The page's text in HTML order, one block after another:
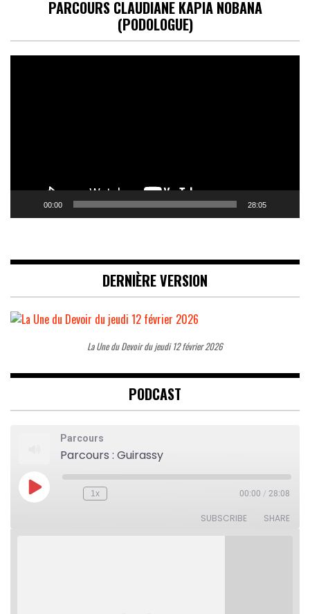
PARCOURS CLAUDIANE KAPIA NOBANA
(PODOLOGUE)
00:00 28:05
DERNIÈRE VERSION
La Une du Devoir du jeudi 12 février 2026
PODCAST
Parcours
Parcours : Guirassy
Play
Episode
Rewind
1x 00:00 / 28:08
SUBSCRIBE SHARE